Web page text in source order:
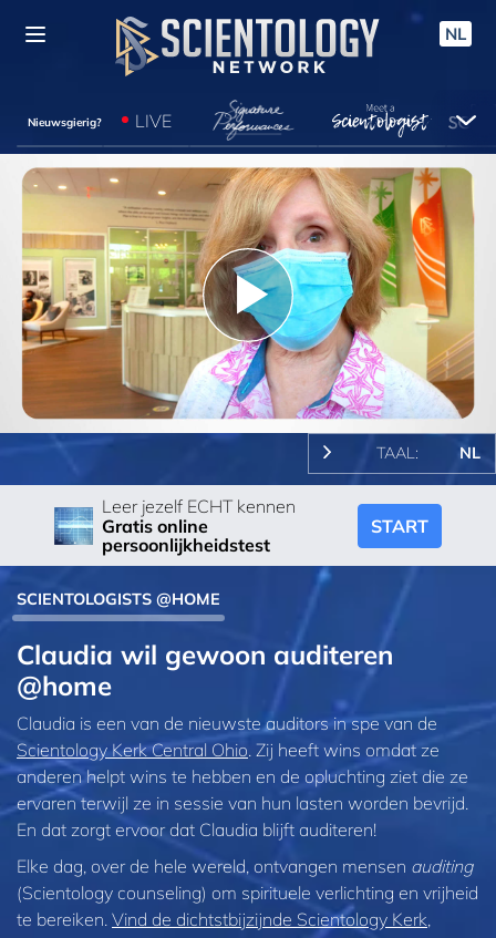
NL
Nieuwsgierig? LIVE
Play
Video
TAAL: NL
Leer jezelf ECHT kennen
Gratis online
persoonlijkheidstest
START
SCIENTOLOGISTS @HOME
Claudia wil gewoon auditeren
@home
Claudia is een van de nieuwste auditors in spe van de
Scientology Kerk Central Ohio. Zij heeft wins omdat ze
anderen helpt wins te hebben en de opluchting ziet die ze
ervaren terwijl ze in sessie van hun lasten worden bevrijd.
En dat zorgt ervoor dat Claudia blijft auditeren!
Elke dag, over de hele wereld, ontvangen mensen auditing
(Scientology counseling) om spirituele verlichting en vrijheid
te bereiken. Vind de dichtstbijzijnde Scientology Kerk,